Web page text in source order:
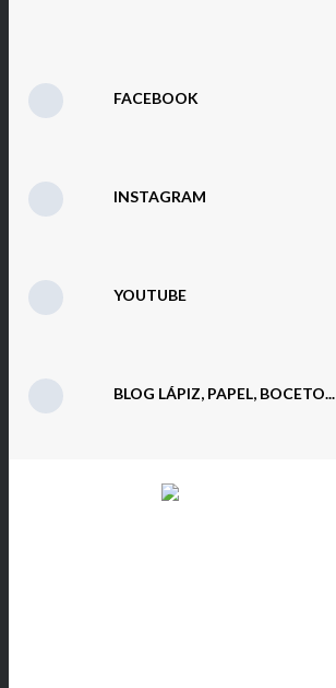
FACEBOOK
INSTAGRAM
YOUTUBE
BLOG LÁPIZ, PAPEL, BOCETO...